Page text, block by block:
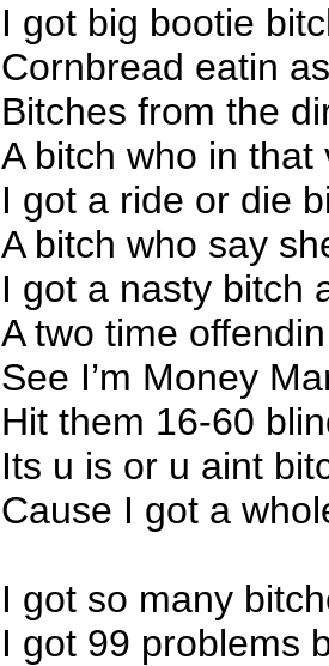
I got big bootie
Cornbread eatin
Bitches from the
A bitch who in
I got a ride or die
A bitch who say
I got a nasty bitch
A two time
See I’m Money
Hit them 16-60
Its u is or u aint
Cause I got a
I got so many
I got 99 problems